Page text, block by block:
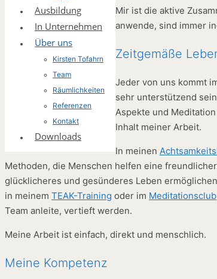
Ausbildung
In Unternehmen
Über uns
Kirsten Tofahrn
Team
Räumlichkeiten
Referenzen
Kontakt
Downloads
Mir ist die aktive
anwende, sind immer
Zeitgemäße
Jeder von uns kommt
sehr unterstützend
Aspekte und
Inhalt meiner Arbeit.
In meinen
Methoden, die Menschen helfen eine
glücklicheres und gesünderes Leben
in meinem TEAK-Training oder im Meditationsclub
Team anleite, vertieft werden.
Meine Arbeit ist einfach, direkt und menschlich.
Meine Kompetenz